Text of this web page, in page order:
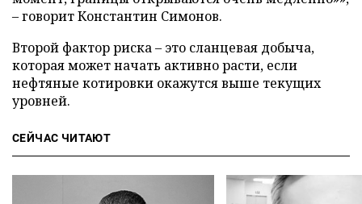
– говорит Константин Симонов.
Второй фактор риска – это сланцевая добыча,
которая может начать активно расти, если
нефтяные котировки окажутся выше текущих
уровней.
СЕЙЧАС ЧИТАЮТ